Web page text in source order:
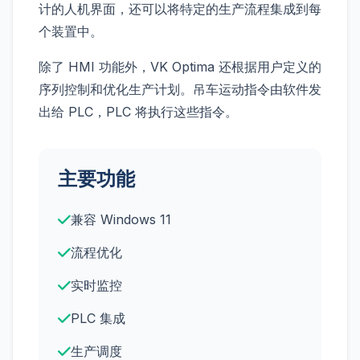
计的人机界面，还可以将特定的生产流程集成到每
个装置中。
除了 HMI 功能外，VK Optima 还根据用户定义的
序列控制和优化生产计划。吊车运动指令由软件发
出给 PLC，PLC 将执行这些指令。
主要功能
兼容 Windows 11
流程优化
实时监控
PLC 集成
生产调度